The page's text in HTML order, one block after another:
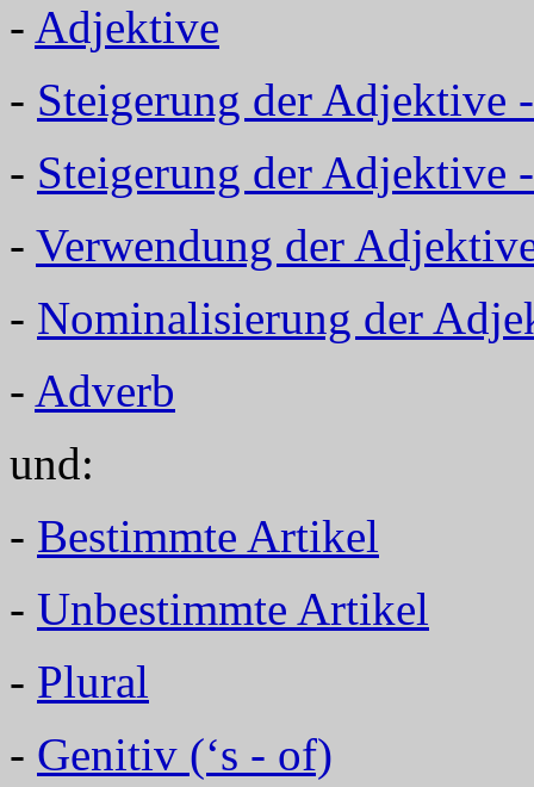
- Adjektive
- Steigerung der Adjektive
- Steigerung der Adjektive
- Verwendung der
- Nominalisierung der
- Adverb
und:
- Bestimmte Artikel
- Unbestimmte Artikel
- Plural
- Genitiv (‘s - of)